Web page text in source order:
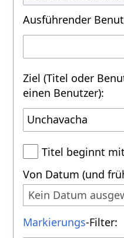
Ausführender
Ziel (Titel oder
einen Benutzer):
Titel beginnt
Von Datum (und
Kein Datum
Markierungs-Filter: